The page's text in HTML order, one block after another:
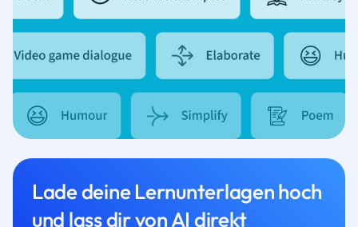
Lade deine Lernunterlagen hoch
und lass dir von AI direkt